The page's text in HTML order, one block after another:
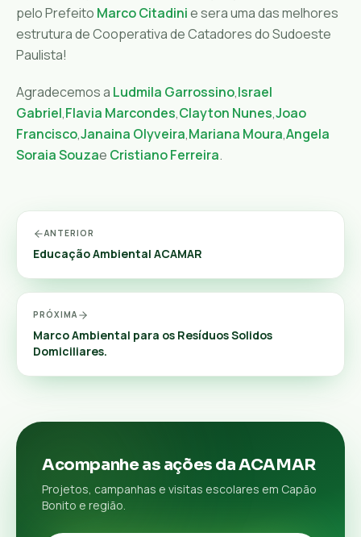
pelo Prefeito Marco Citadinie sera uma das melhores
estrutura de Cooperativa de Catadores do Sudoeste
Paulista!
Agradecemos a Ludmila Garrossino,Israel
Gabriel,Flavia Marcondes,Clayton Nunes,Joao
Francisco,Janaina Olyveira,Mariana Moura,Angela
Soraia Souzae Cristiano Ferreira.
ANTERIOR
Educação Ambiental ACAMAR
PRÓXIMA
Marco Ambiental para os Resíduos Solidos
Domiciliares.
Acompanhe as ações da ACAMAR
Projetos, campanhas e visitas escolares em Capão
Bonito e região.